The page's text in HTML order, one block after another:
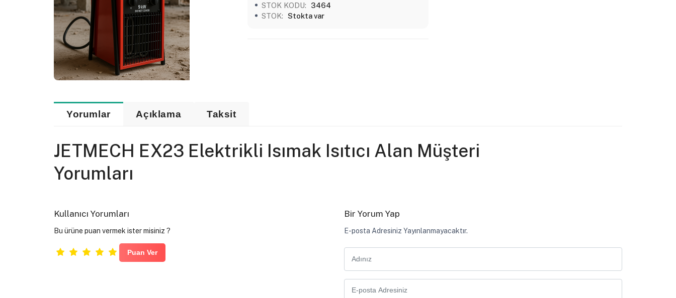
STOK KODU:
3464
STOK: Stokta var
Yorumlar Açıklama Taksit
JETMECH EX23 Elektrikli Isımak Isıtıcı Alan Müşteri
Yorumları
Kullanıcı Yorumları
Bu ürüne puan vermek ister misiniz ?
Bir Yorum Yap
E-posta Adresiniz Yayınlanmayacaktır.